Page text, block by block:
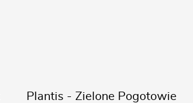
Plantis - Zielone Pogotowie